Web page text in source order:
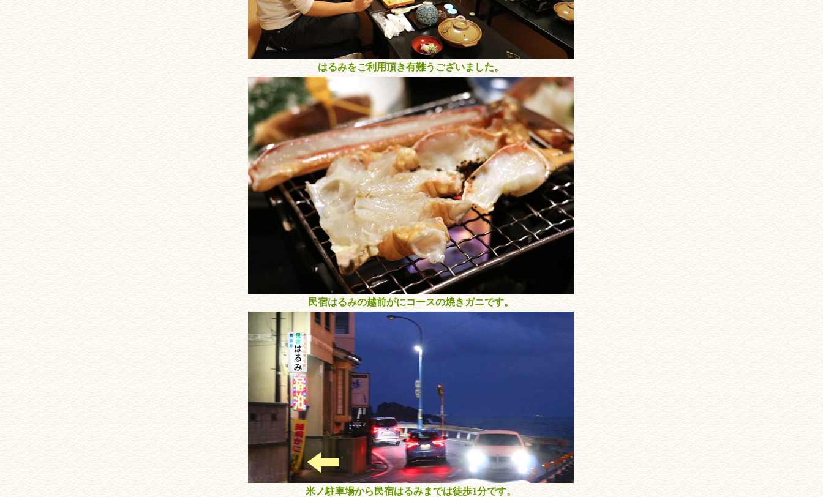
はるみをご利用頂き有難うございました。
民宿はるみの越前がにコースの焼きガニです。
米ノ駐車場から民宿はるみまでは徒歩1分です。